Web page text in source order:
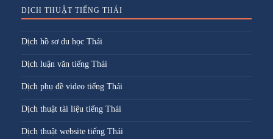
DỊCH THUẬT TIẾNG THÁI
Dịch hồ sơ du học Thái
Dịch luận văn tiếng Thái
Dịch phụ đề video tiếng Thái
Dịch thuật tài liệu tiếng Thái
Dịch thuật website tiếng Thái